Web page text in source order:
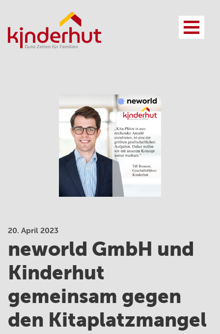
Ansprechpartner*innen
FAQ
Leistungen
FAQ
Kinderhut von A bis Z
Unser Anspruch
Kita Eingewöhnung
Standorte
20. April 2023
neworld GmbH und
Kinderhut
gemeinsam gegen
den Kitaplatzmangel